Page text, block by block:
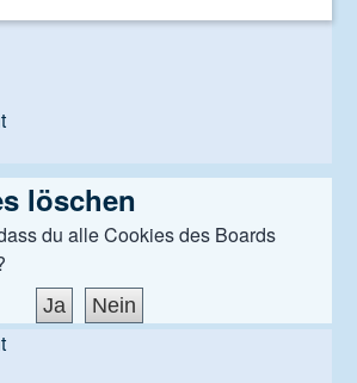
löschen
du alle Cookies des Boards